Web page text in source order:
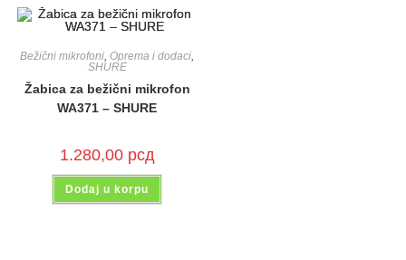
Bežični mikrofoni ,Oprema i dodaci
SHURE
Žabica za bežični mikrofon
WA371 – SHURE
1.280,00 рсд
Dodaj u korpu